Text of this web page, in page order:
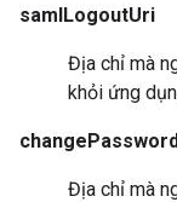
samlLogoutUri
Địa chỉ mà
khỏi ứng
Địa chỉ mà